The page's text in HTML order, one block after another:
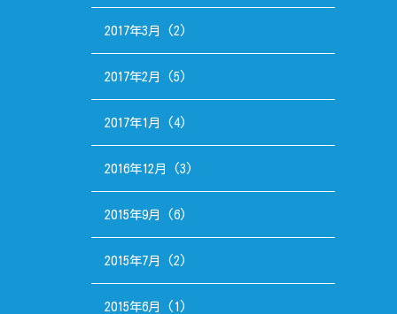
2017年3月 (2)
2017年2月 (5)
2017年1月 (4)
2016年12月 (3)
2015年9月 (6)
2015年7月 (2)
2015年6月 (1)